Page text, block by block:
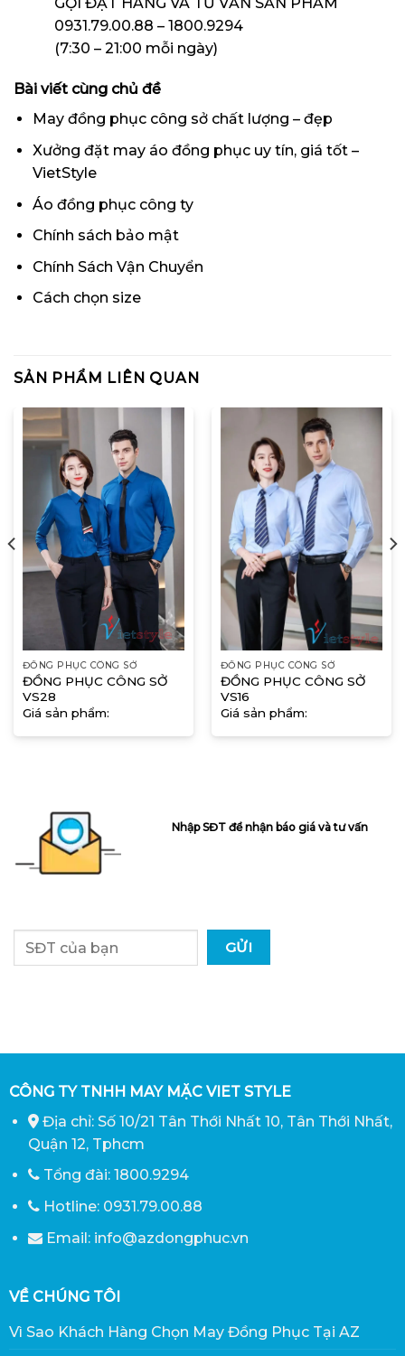
0931.79.00.88 – 1800.9294
(7:30 – 21:00 mỗi ngày)
Bài viết cùng chủ đề
May đồng phục công sở chất lượng – đẹp
Xưởng đặt may áo đồng phục uy tín, giá tốt –
VietStyle
Áo đồng phục công ty
Chính sách bảo mật
Chính Sách Vận Chuyển
Cách chọn size
SẢN PHẨM LIÊN QUAN
ĐỒNG PHỤC CÔNG SỞ
ĐỒNG PHỤC CÔNG SỞ
VS28
Giá sản phẩm:
ĐỒNG PHỤC CÔNG SỞ
ĐỒNG PHỤC CÔNG SỞ
VS16
Giá sản phẩm:
Nhập SĐT để nhận báo giá và tư vấn
CÔNG TY TNHH MAY MẶC VIET STYLE
Địa chỉ: Số 10/21 Tân Thới Nhất 10, Tân Thới Nhất,
Quận 12, Tphcm
Tổng đài: 1800.9294
Hotline: 0931.79.00.88
Email: info@azdongphuc.vn
VỀ CHÚNG TÔI
Vì Sao Khách Hàng Chọn May Đồng Phục Tại AZ